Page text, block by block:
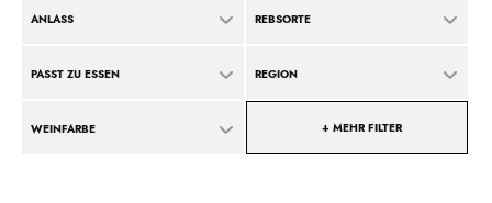
ANLASS REBSORTE
PASST ZU ESSEN REGION
WEINFARBE + MEHR FILTER